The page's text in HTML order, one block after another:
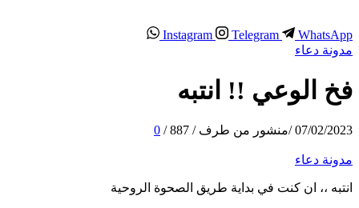
Instagram Telegram
WhatsApp
مدونة دعاء
فخ الوعي !! انتبه
07/02/2023
/منشور من طرف/
887
/
0
مدونة دعاء
انتبه ،، ان كنت في بداية طريق الصحوة الروحية